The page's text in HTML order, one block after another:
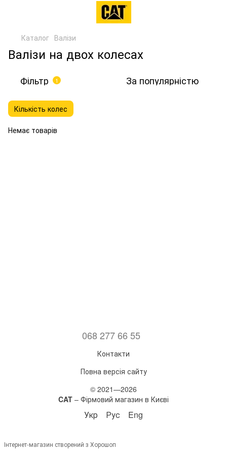
Каталог Валізи
Валізи на двох колесах
Фільтр 1 За популярністю
Кількість колес
Немає товарів
068 277 66 55
Контакти
Повна версія сайту
© 2021—2026
CAT – Фірмовий магазин в Києві
Укр Рус Eng
Інтернет-магазин створений з Хорошоп